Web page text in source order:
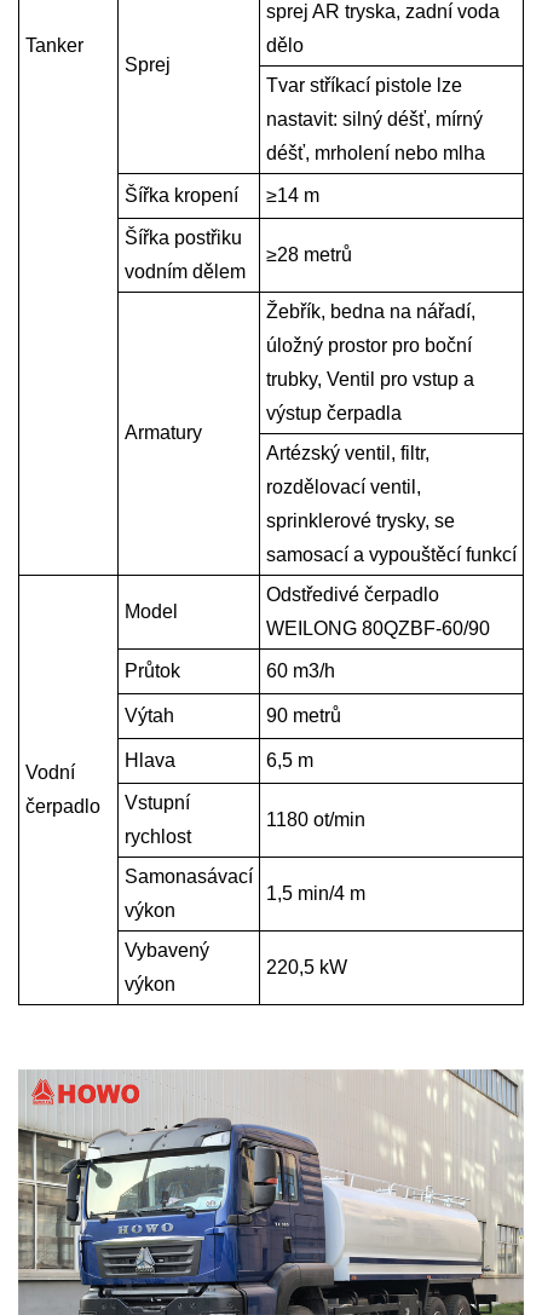
Tanker
Sprej
sprej AR tryska, zadní voda
dělo
Tvar stříkací pistole lze
nastavit: silný déšť, mírný
déšť, mrholení nebo mlha
Šířka kropení ≥14 m
Šířka postřiku
vodním dělem
≥28 metrů
Armatury
Žebřík, bedna na nářadí,
úložný prostor pro boční
trubky, Ventil pro vstup a
výstup čerpadla
Artézský ventil, filtr,
rozdělovací ventil,
sprinklerové trysky, se
samosací a vypouštěcí funkcí
Vodní
čerpadlo
Model
Odstředivé čerpadlo
WEILONG 80QZBF-60/90
Průtok 60 m3/h
Výtah 90 metrů
Hlava 6,5 m
Vstupní
rychlost
1180 ot/min
Samonasávací
výkon
1,5 min/4 m
Vybavený
výkon
220,5 kW